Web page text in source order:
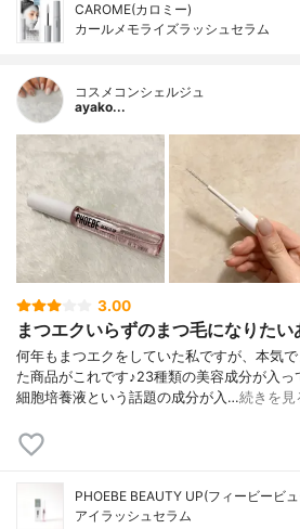
CAROME(カロミー)
カールメモライズラッシュセラム
コスメコンシェルジュ
ayako...
3.00
まつエクいらずのまつ毛になりたい
何年もまつエクをしていた私ですが、本気
た商品がこれです♪23種類の美容成分が入
細胞培養液という話題の成分が入…続きを見
PHOEBE BEAUTY UP(フィービービ
アイラッシュセラム